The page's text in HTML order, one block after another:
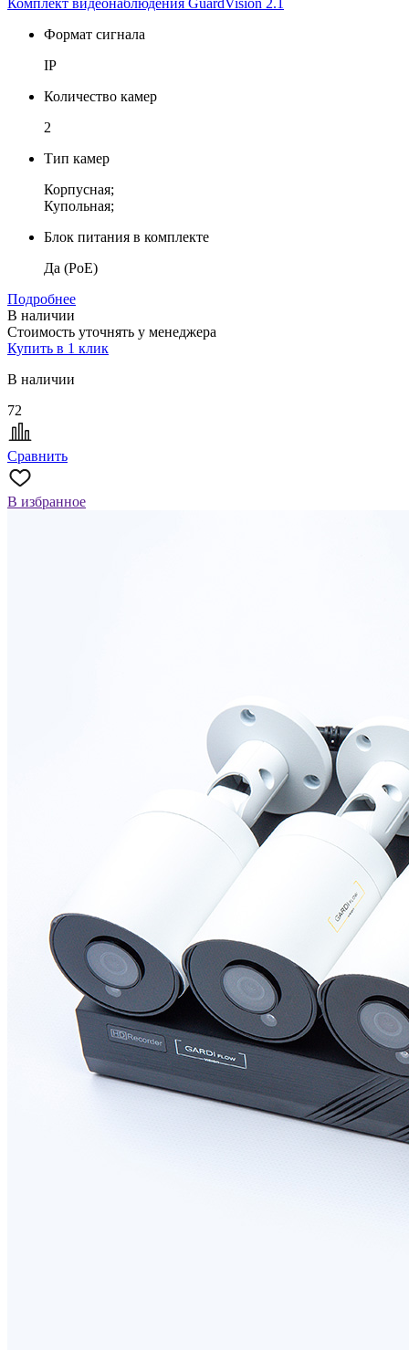
Формат сигнала
IP
Количество камер
2
Тип камер
Корпусная;
Купольная;
Блок питания в комплекте
Да (PoE)
Подробнее
В наличии
Стоимость уточнять у менеджера
Купить в 1 клик
В наличии
72
Сравнить
В избранное